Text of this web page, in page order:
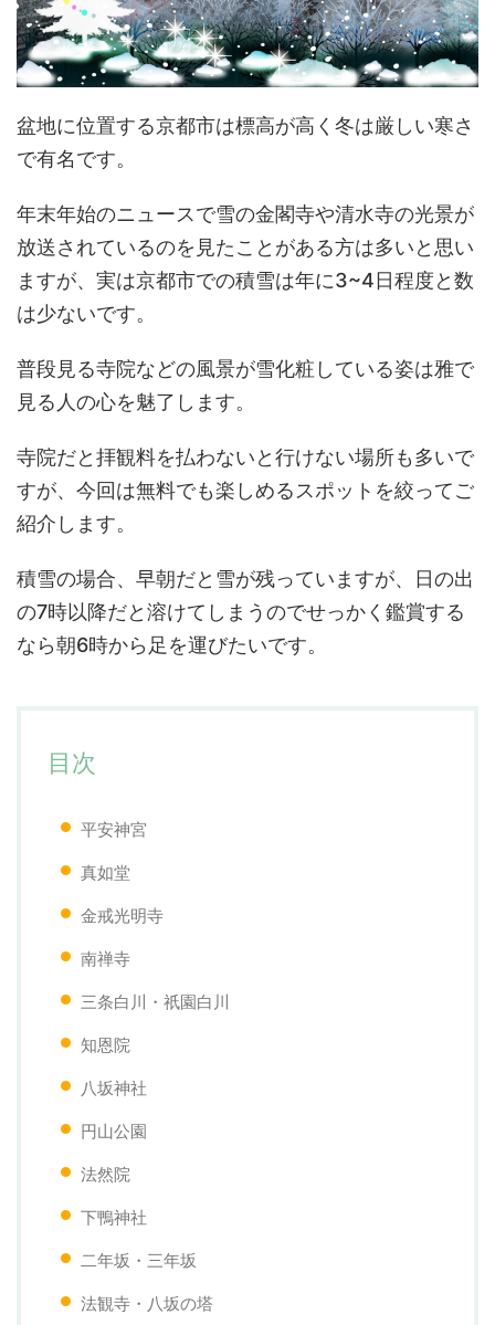
盆地に位置する京都市は標高が高く冬は厳しい寒さ
で有名です。
年末年始のニュースで雪の金閣寺や清水寺の光景が
放送されているのを見たことがある方は多いと思い
ますが、実は京都市での積雪は年に3~4日程度と数
は少ないです。
普段見る寺院などの風景が雪化粧している姿は雅で
見る人の心を魅了します。
寺院だと拝観料を払わないと行けない場所も多いで
すが、今回は無料でも楽しめるスポットを絞ってご
紹介します。
積雪の場合、早朝だと雪が残っていますが、日の出
の7時以降だと溶けてしまうのでせっかく鑑賞する
なら朝6時から足を運びたいです。
目次
平安神宮
真如堂
金戒光明寺
南禅寺
三条白川・祇園白川
知恩院
八坂神社
円山公園
法然院
下鴨神社
二年坂・三年坂
法観寺・八坂の塔